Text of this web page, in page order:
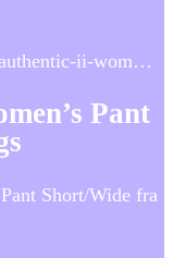
ii-wom…
Pant
Short/Wide fra